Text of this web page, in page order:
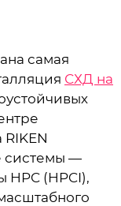
самая
СХД на
системы —
(HPCI),